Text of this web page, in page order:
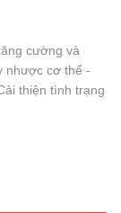
cường và
nhược cơ thể -
thiện tình trạng